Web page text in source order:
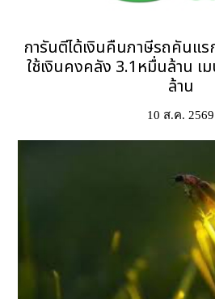
การันตีได้เงินคืนภาษีรถคันแ
ใช้เงินคงคลัง 3.1หมื่นล้าน เ
ล้าน
10 ส.ค. 2569